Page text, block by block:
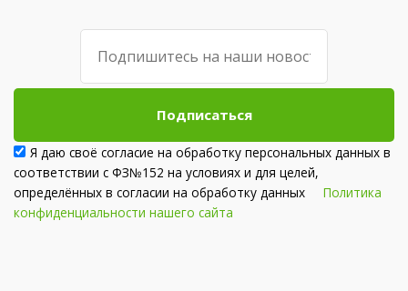
Подписаться
Я даю своё согласие на обработку персональных данных в
соответствии с ФЗ№152 на условиях и для целей,
определённых в согласии на обработку данных Политика
конфиденциальности нашего сайта